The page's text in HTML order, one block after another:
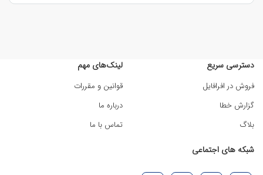
محصولات شما ارائه دهد.
چرا کارت ویزیت برای
فروشگاه‌های لوازم التحریر
کارت ویزیت کتاب فروشی و لوازم التحریر فراتر از یک
دسترسی سریع
فروش در افرافایل
گزارش خطا
بلاگ
لینک‌های مهم
قوانین و مقررات
درباره ما
تماس با ما
شبکه های اجتماعی